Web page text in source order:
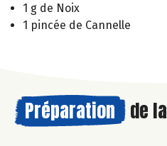
1 g de Noix
1 pincée de Cannelle
Préparation de la